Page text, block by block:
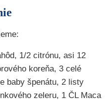
1/2 citrónu, asi 12
koreňa, 3 celé
baby špenátu, 2 listy
zeleru, 1 ČL Maca